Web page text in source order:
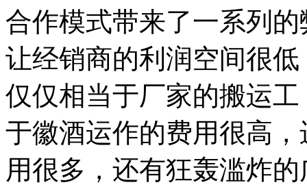
合作模式带来了一系列
让经销商的利润空间很
仅仅相当于厂家的搬运
于徽酒运作的费用很高
用很多，还有狂轰滥炸